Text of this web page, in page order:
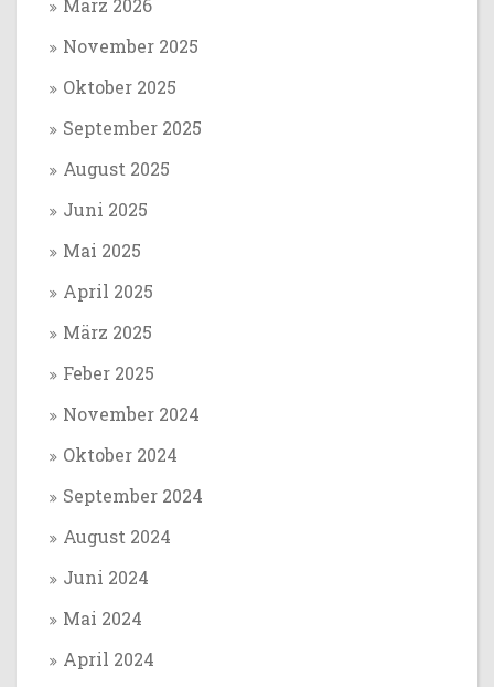
März 2026
November 2025
Oktober 2025
September 2025
August 2025
Juni 2025
Mai 2025
April 2025
März 2025
Feber 2025
November 2024
Oktober 2024
September 2024
August 2024
Juni 2024
Mai 2024
April 2024